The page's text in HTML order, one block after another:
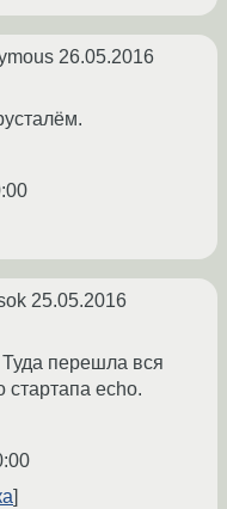
26.05.2016
25.05.2016
перешла вся
стартапа echo.